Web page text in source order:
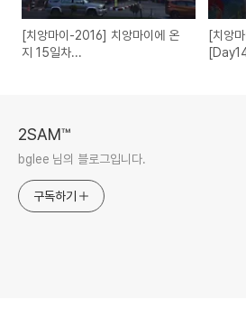
[치앙마이-2016] 치앙마이에 온
지 15일차...
[치앙
2SAM™
bglee 님의 블로그입니다.
구독하기